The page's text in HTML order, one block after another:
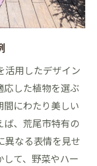
活用したデザイン
した植物を選ぶ
間にわたり美しい
ば、荒尾市特有の
異なる表情を見せ
て、野菜やハー